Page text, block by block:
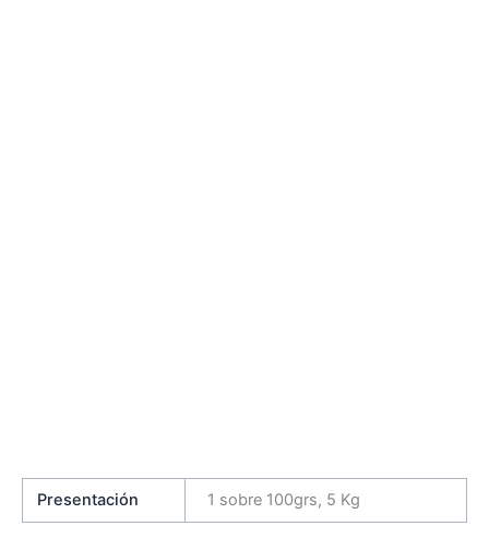
Presentación 1 sobre 100grs, 5 Kg